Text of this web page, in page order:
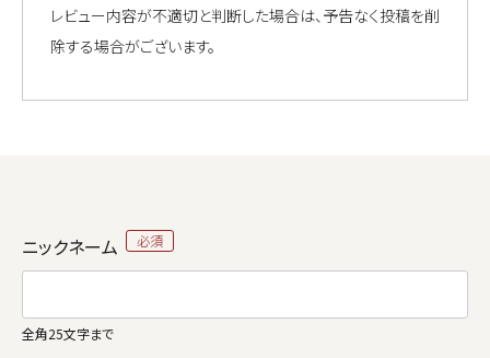
レビュー内容が不適切と判断した場合は、予告なく投稿を削
除する場合がございます。
ニックネーム
全角25文字まで